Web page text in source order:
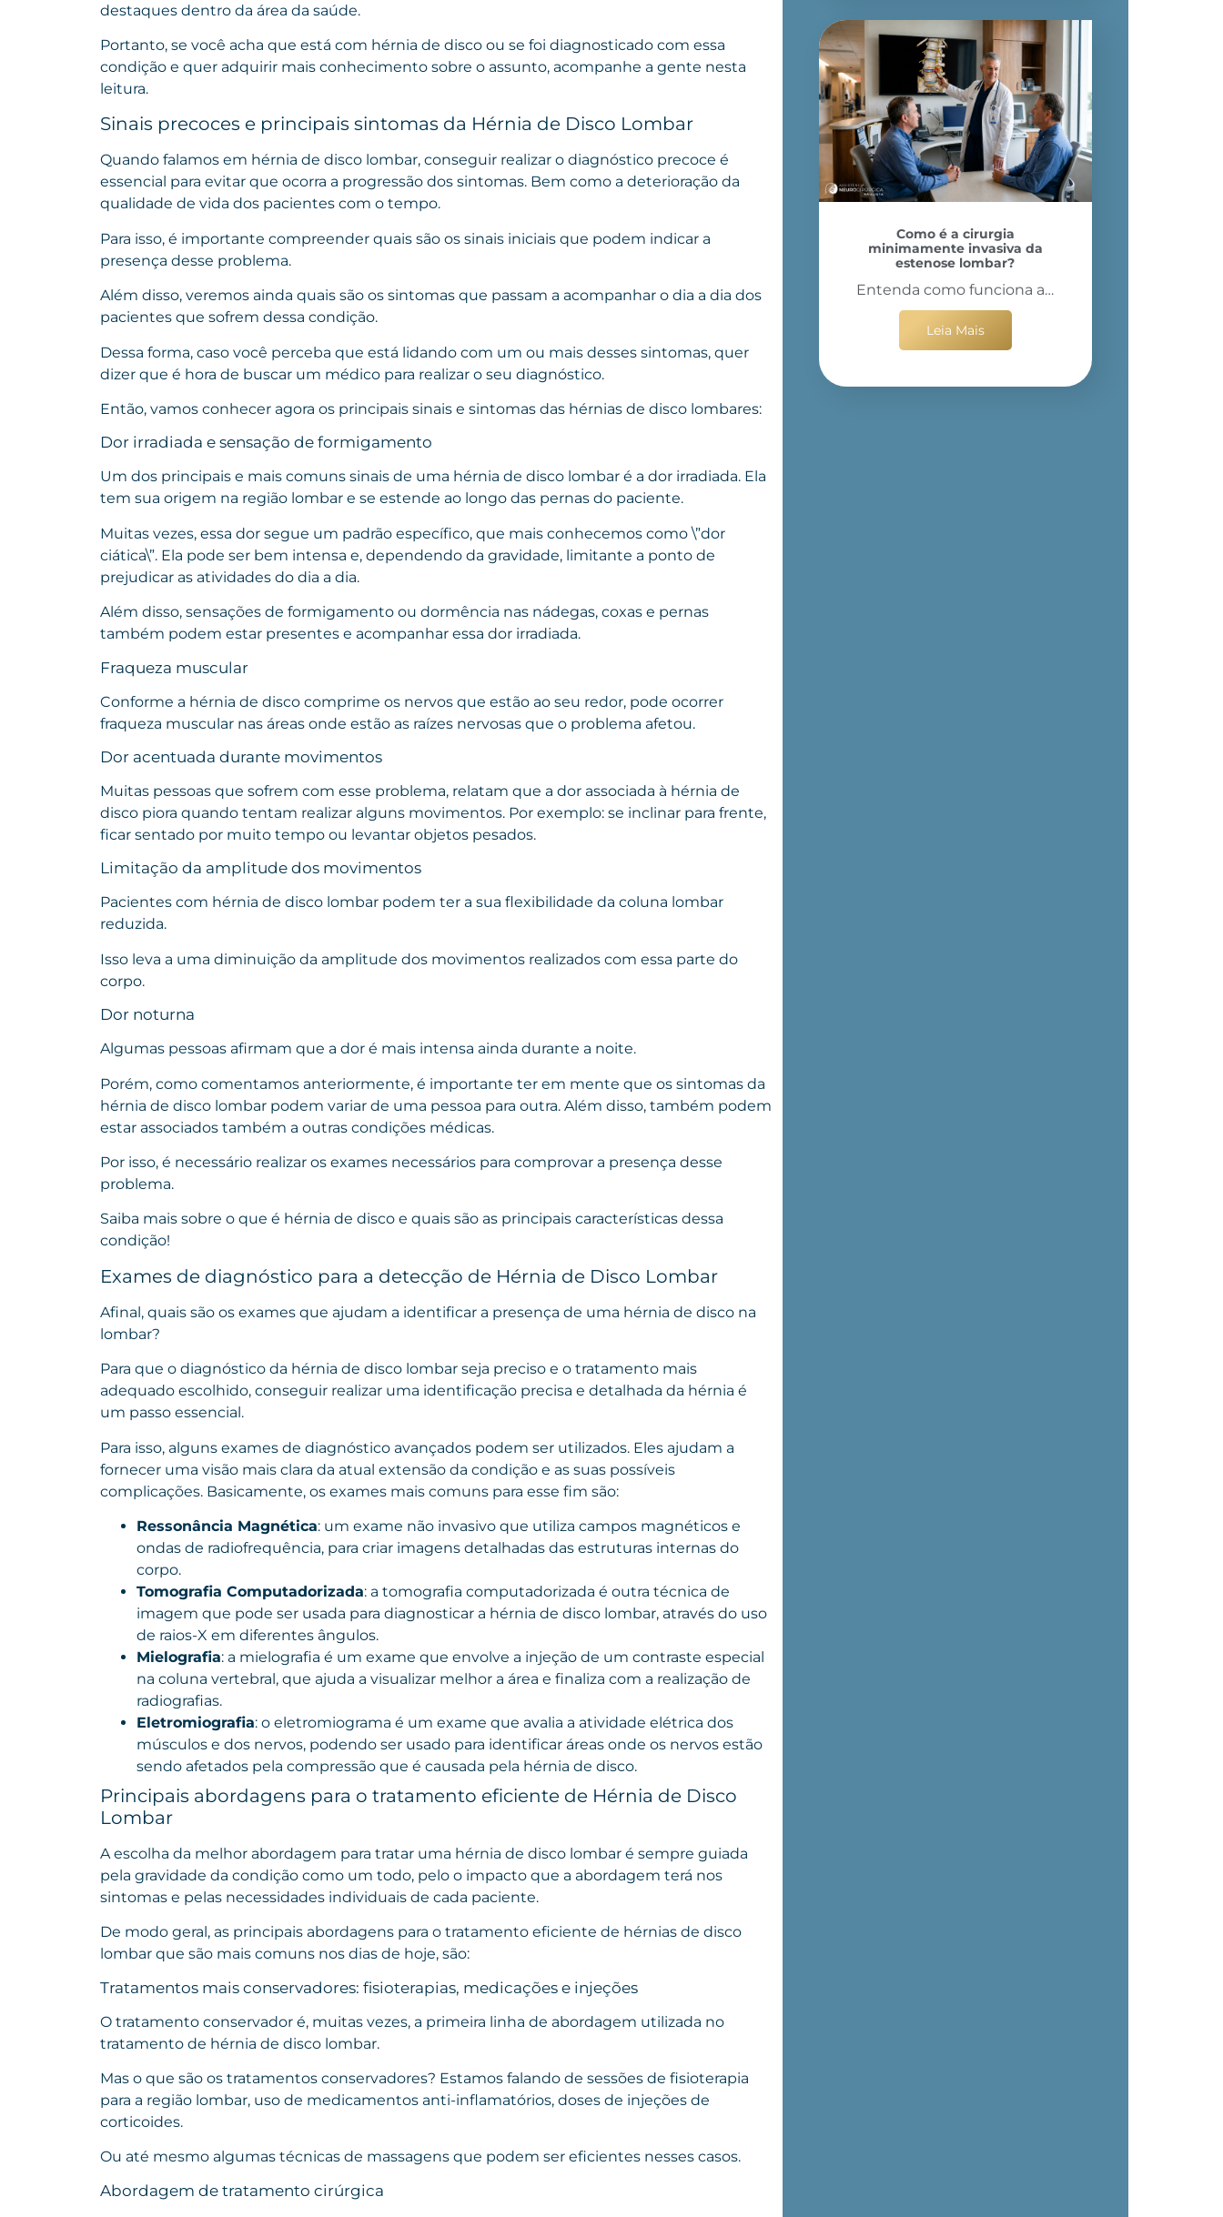
destaques dentro da área da saúde.
Portanto, se você acha que está com hérnia de disco ou se foi diagnosticado com essa
condição e quer adquirir mais conhecimento sobre o assunto, acompanhe a gente nesta
leitura.
Sinais precoces e principais sintomas da Hérnia de Disco Lombar
Quando falamos em hérnia de disco lombar, conseguir realizar o diagnóstico precoce é
essencial para evitar que ocorra a progressão dos sintomas. Bem como a deterioração da
qualidade de vida dos pacientes com o tempo.
Para isso, é importante compreender quais são os sinais iniciais que podem indicar a
presença desse problema.
Além disso, veremos ainda quais são os sintomas que passam a acompanhar o dia a dia dos
pacientes que sofrem dessa condição.
Dessa forma, caso você perceba que está lidando com um ou mais desses sintomas, quer
dizer que é hora de buscar um médico para realizar o seu diagnóstico.
Então, vamos conhecer agora os principais sinais e sintomas das hérnias de disco lombares:
Dor irradiada e sensação de formigamento
Um dos principais e mais comuns sinais de uma hérnia de disco lombar é a dor irradiada. Ela
tem sua origem na região lombar e se estende ao longo das pernas do paciente.
Muitas vezes, essa dor segue um padrão específico, que mais conhecemos como \”dor
ciática\”. Ela pode ser bem intensa e, dependendo da gravidade, limitante a ponto de
prejudicar as atividades do dia a dia.
Além disso, sensações de formigamento ou dormência nas nádegas, coxas e pernas
também podem estar presentes e acompanhar essa dor irradiada.
Fraqueza muscular
Conforme a hérnia de disco comprime os nervos que estão ao seu redor, pode ocorrer
fraqueza muscular nas áreas onde estão as raízes nervosas que o problema afetou.
Dor acentuada durante movimentos
Muitas pessoas que sofrem com esse problema, relatam que a dor associada à hérnia de
disco piora quando tentam realizar alguns movimentos. Por exemplo: se inclinar para frente,
ficar sentado por muito tempo ou levantar objetos pesados.
Limitação da amplitude dos movimentos
Pacientes com hérnia de disco lombar podem ter a sua flexibilidade da coluna lombar
reduzida.
Isso leva a uma diminuição da amplitude dos movimentos realizados com essa parte do
corpo.
Dor noturna
Algumas pessoas afirmam que a dor é mais intensa ainda durante a noite.
Porém, como comentamos anteriormente, é importante ter em mente que os sintomas da
hérnia de disco lombar podem variar de uma pessoa para outra. Além disso, também podem
estar associados também a outras condições médicas.
Por isso, é necessário realizar os exames necessários para comprovar a presença desse
problema.
Saiba mais sobre o que é hérnia de disco e quais são as principais características dessa
condição!
Exames de diagnóstico para a detecção de Hérnia de Disco Lombar
Afinal, quais são os exames que ajudam a identificar a presença de uma hérnia de disco na
lombar?
Para que o diagnóstico da hérnia de disco lombar seja preciso e o tratamento mais
adequado escolhido, conseguir realizar uma identificação precisa e detalhada da hérnia é
um passo essencial.
Para isso, alguns exames de diagnóstico avançados podem ser utilizados. Eles ajudam a
fornecer uma visão mais clara da atual extensão da condição e as suas possíveis
complicações. Basicamente, os exames mais comuns para esse fim são:
Ressonância Magnética: um exame não invasivo que utiliza campos magnéticos e
ondas de radiofrequência, para criar imagens detalhadas das estruturas internas do
corpo.
Tomografia Computadorizada: a tomografia computadorizada é outra técnica de
imagem que pode ser usada para diagnosticar a hérnia de disco lombar, através do uso
de raios-X em diferentes ângulos.
Mielografia: a mielografia é um exame que envolve a injeção de um contraste especial
na coluna vertebral, que ajuda a visualizar melhor a área e finaliza com a realização de
radiografias.
Eletromiografia: o eletromiograma é um exame que avalia a atividade elétrica dos
músculos e dos nervos, podendo ser usado para identificar áreas onde os nervos estão
sendo afetados pela compressão que é causada pela hérnia de disco.
Principais abordagens para o tratamento eficiente de Hérnia de Disco
Lombar
A escolha da melhor abordagem para tratar uma hérnia de disco lombar é sempre guiada
pela gravidade da condição como um todo, pelo o impacto que a abordagem terá nos
sintomas e pelas necessidades individuais de cada paciente.
De modo geral, as principais abordagens para o tratamento eficiente de hérnias de disco
lombar que são mais comuns nos dias de hoje, são:
Tratamentos mais conservadores: fisioterapias, medicações e injeções
O tratamento conservador é, muitas vezes, a primeira linha de abordagem utilizada no
tratamento de hérnia de disco lombar.
Mas o que são os tratamentos conservadores? Estamos falando de sessões de fisioterapia
para a região lombar, uso de medicamentos anti-inflamatórios, doses de injeções de
corticoides.
Ou até mesmo algumas técnicas de massagens que podem ser eficientes nesses casos.
Abordagem de tratamento cirúrgica
Como é a cirurgia
minimamente invasiva da
estenose lombar?
Entenda como funciona a…
Leia Mais